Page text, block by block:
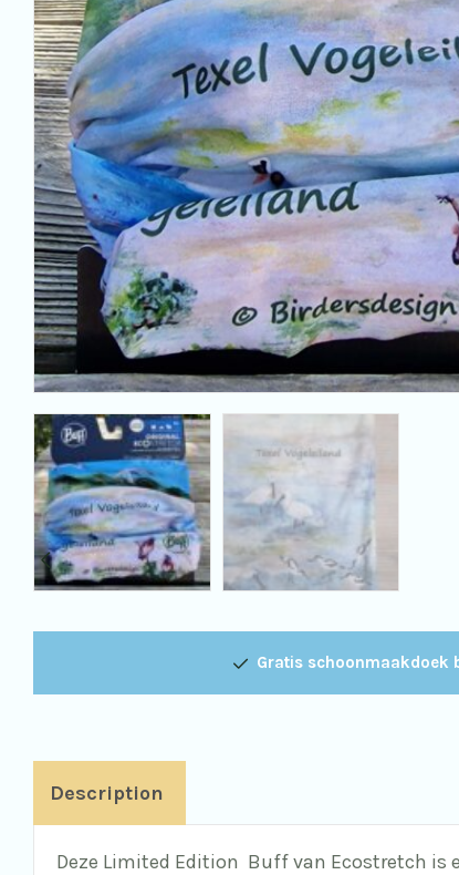
Gratis schoonmaakdoek
Description
Deze Limited Edition Buff van Ecostretch is